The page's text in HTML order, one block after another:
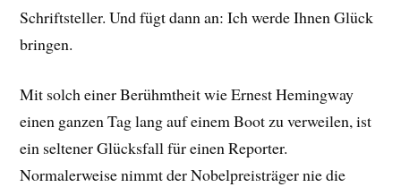
Schriftsteller. Und fügt dann an: Ich werde Ihnen Glück
bringen.
Mit solch einer Berühmtheit wie Ernest Hemingway
einen ganzen Tag lang auf einem Boot zu verweilen, ist
ein seltener Glücksfall für einen Reporter.
Normalerweise nimmt der Nobelpreisträger nie die